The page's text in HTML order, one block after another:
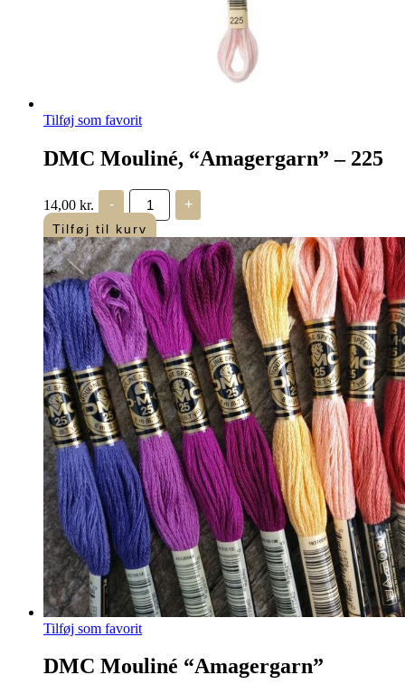
Tilføj som favorit
DMC Mouliné, “Amagergarn” – 225
14,00 kr. -
DMC
Mouliné,
“Amagergarn”
–
225
antal
+
Tilføj til kurv
Tilføj som favorit
DMC Mouliné “Amagergarn”